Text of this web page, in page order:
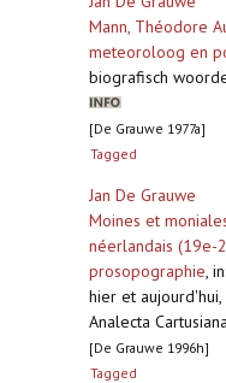
Mann, Théodore
meteoroloog en
biografisch
[De Grauwe 1977a]
Tagged
Jan De Grauwe
Moines et
néerlandais (19e-
prosopographie,
hier et
Analecta
[De Grauwe 1996h]
Tagged